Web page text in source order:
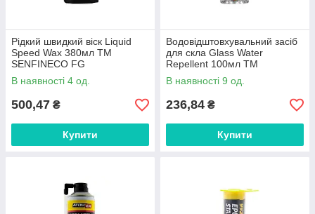
Рідкий швидкий віск Liquid
Speed Wax 380мл ТМ
SENFINECO FG
В наявності 4 од.
500,47 ₴
Купити
Водовідштовхувальний засіб
для скла Glass Water
Repellent 100мл ТМ
SENFINECO FG
В наявності 9 од.
236,84 ₴
Купити